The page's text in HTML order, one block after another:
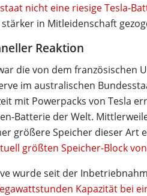
nicht eine riesige Tesla-
in Mitleidenschaft
Reaktion
die von dem französischen
im australischen
mit Powerpacks von Tesla
Batterie der Welt.
größere Speicher dieser Art
größten Speicher-Block
wurde seit der
Kapazität bei